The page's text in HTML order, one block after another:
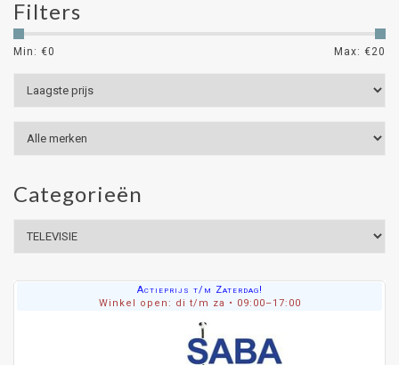
Filters
Min: €0 Max: €20
Categorieën
Actieprijs t/m Zaterdag!
Winkel open: di t/m za • 09:00–17:00